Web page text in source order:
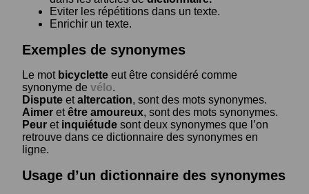
Eviter les répétitions dans un texte.
Enrichir un texte.
Exemples de synonymes
Le mot bicyclette eut être considéré comme
synonyme de vélo.
Dispute etaltercation, sont des mots synonymes.
Aimer etêtre amoureux, sont des mots synonymes.
Peur et inquiétude sont deux synonymes que l’on
retrouve dans ce dictionnaire des synonymes en
ligne.
Usage d’un dictionnaire des synonymes